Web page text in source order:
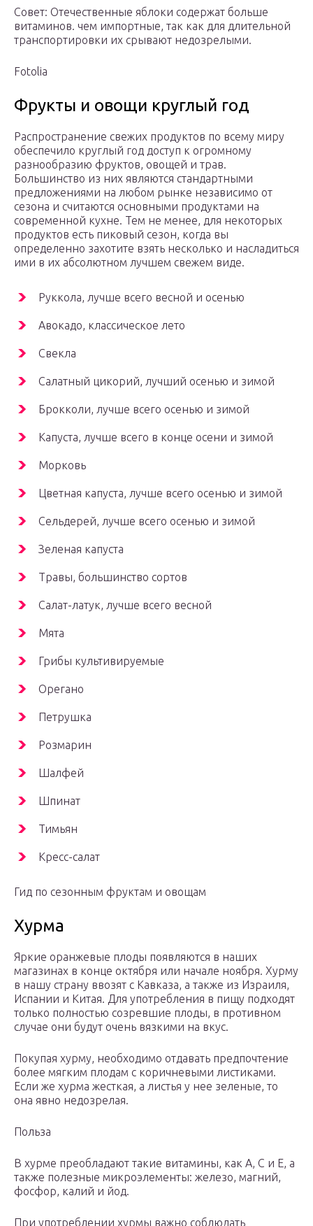
Совет: Отечественные яблоки содержат больше
витаминов. чем импортные, так как для длительной
транспортировки их срывают недозрелыми.
Fotolia
Фрукты и овощи круглый год
Распространение свежих продуктов по всему миру
обеспечило круглый год доступ к огромному
разнообразию фруктов, овощей и трав.
Большинство из них являются стандартными
предложениями на любом рынке независимо от
сезона и считаются основными продуктами на
современной кухне. Тем не менее, для некоторых
продуктов есть пиковый сезон, когда вы
определенно захотите взять несколько и насладиться
ими в их абсолютном лучшем свежем виде.
Руккола, лучше всего весной и осенью
Авокадо, классическое лето
Свекла
Салатный цикорий, лучший осенью и зимой
Брокколи, лучше всего осенью и зимой
Капуста, лучше всего в конце осени и зимой
Морковь
Цветная капуста, лучше всего осенью и зимой
Сельдерей, лучше всего осенью и зимой
Зеленая капуста
Травы, большинство сортов
Салат-латук, лучше всего весной
Мята
Грибы культивируемые
Орегано
Петрушка
Розмарин
Шалфей
Шпинат
Тимьян
Кресс-салат
Гид по сезонным фруктам и овощам
Хурма
Яркие оранжевые плоды появляются в наших
магазинах в конце октября или начале ноября. Хурму
в нашу страну ввозят с Кавказа, а также из Израиля,
Испании и Китая. Для употребления в пищу подходят
только полностью созревшие плоды, в противном
случае они будут очень вязкими на вкус.
Покупая хурму, необходимо отдавать предпочтение
более мягким плодам с коричневыми листиками.
Если же хурма жесткая, а листья у нее зеленые, то
она явно недозрелая.
Польза
В хурме преобладают такие витамины, как А, С и Е, а
также полезные микроэлементы: железо, магний,
фосфор, калий и йод.
При употреблении хурмы важно соблюдать